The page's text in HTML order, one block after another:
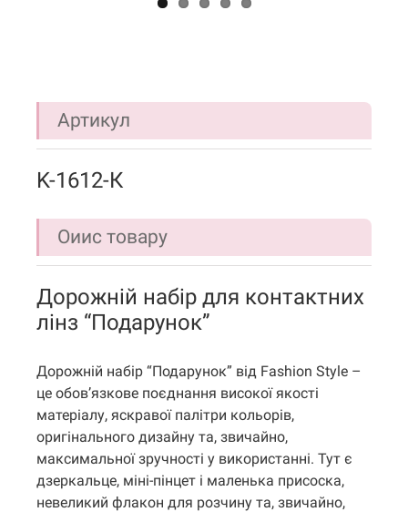
Артикул
K-1612-К
Оиис товару
Дорожній набір для контактних
лінз “Подарунок”
Дорожній набір “Подарунок” від Fashion Style –
це обов’язкове поєднання високої якості
матеріалу, яскравої палітри кольорів,
оригінального дизайну та, звичайно,
максимальної зручності у використанні. Тут є
дзеркальце, міні-пінцет і маленька присоска,
невеликий флакон для розчину та, звичайно,